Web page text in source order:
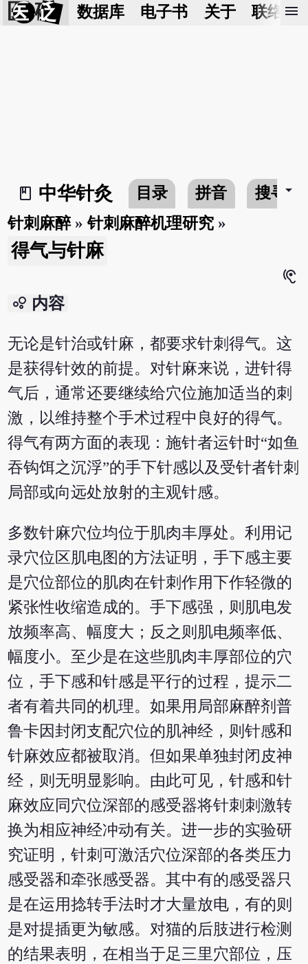
医 砭 数据库 电子书 关于 联络我
menu
book_2
中华针灸 目录 拼音 搜寻arrow_drop_down
针刺麻醉»针刺麻醉机理研究 »
得气与针麻
hearing
bubble_chart 内容
无论是针治或针麻，都要求针刺得气。这
是获得针效的前提。对针麻来说，进针得
气后，通常还要继续给穴位施加适当的刺
激，以维持整个手术过程中良好的得气。
得气有两方面的表现：施针者运针时“如鱼
吞钩饵之沉浮”的手下针感以及受针者针刺
局部或向远处放射的主观针感。
多数针麻穴位均位于肌肉丰厚处。利用记
录穴位区肌电图的方法证明，手下感主要
是穴位部位的肌肉在针刺作用下作轻微的
紧张性收缩造成的。手下感强，则肌电发
放频率高、幅度大；反之则肌电频率低、
幅度小。至少是在这些肌肉丰厚部位的穴
位，手下感和针感是平行的过程，提示二
者有着共同的机理。如果用局部麻醉剂普
鲁卡因封闭支配穴位的肌神经，则针感和
针麻效应都被取消。但如果单独封闭皮神
经，则无明显影响。由此可见，针感和针
麻效应同穴位深部的感受器将针刺刺激转
换为相应神经冲动有关。进一步的实验研
究证明，针刺可激活穴位深部的各类压力
感受器和牵张感受器。其中有的感受器只
是在运用捻转手法时才大量放电，有的则
是对提插更为敏感。对猫的后肢进行检测
的结果表明，在相当于足三里穴部位，压